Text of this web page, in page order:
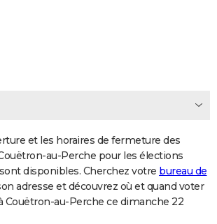
et les horaires de fermeture des
au-Perche pour les élections
disponibles. Cherchez votre bureau de
adresse et découvrez où et quand voter
Couëtron-au-Perche ce dimanche 22